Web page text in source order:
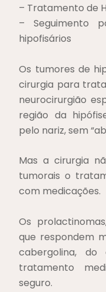
– Tratamento de
– Seguimento
hipofisários
Os tumores de
cirurgia para
neurocirurgião
região da
pelo nariz, sem
Mas a cirurgia
tumorais o
com medicações.
Os
que respondem
cabergolina,
tratamento
seguro.